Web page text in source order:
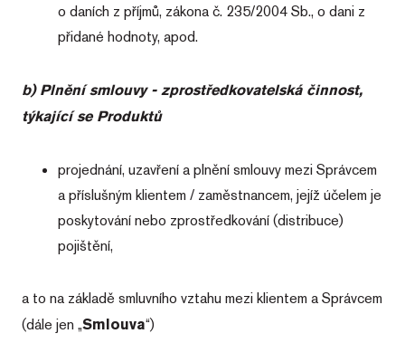
o daních z příjmů, zákona č. 235/2004 Sb., o dani z
přidané hodnoty, apod.
b) Plnění smlouvy - zprostředkovatelská činnost,
týkající se Produktů
projednání, uzavření a plnění smlouvy mezi Správcem
a příslušným klientem / zaměstnancem, jejíž účelem je
poskytování nebo zprostředkování (distribuce)
pojištění,
a to na základě smluvního vztahu mezi klientem a Správcem
(dále jen „Smlouva“)